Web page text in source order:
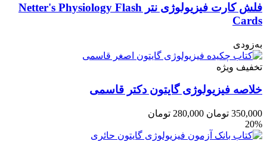
فلش کارت فیزیولوژی نتر Netter's Physiology Flash
Cards
به‌زودی
تخفیف ویژه
خلاصه فیزیولوژی گایتون دکتر قاسمی
350,000 تومان 280,000 تومان
20%